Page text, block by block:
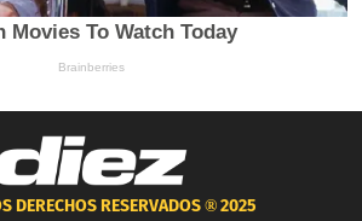
DERECHOS RESERVADOS ®2025